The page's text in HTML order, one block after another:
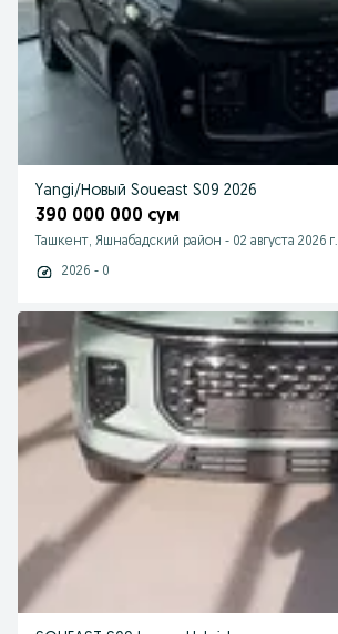
Yangi/Новый Soueast S09 2026
390 000 000 сум
Ташкент, Яшнабадский район - 02 августа 2026 г.
2026 - 0